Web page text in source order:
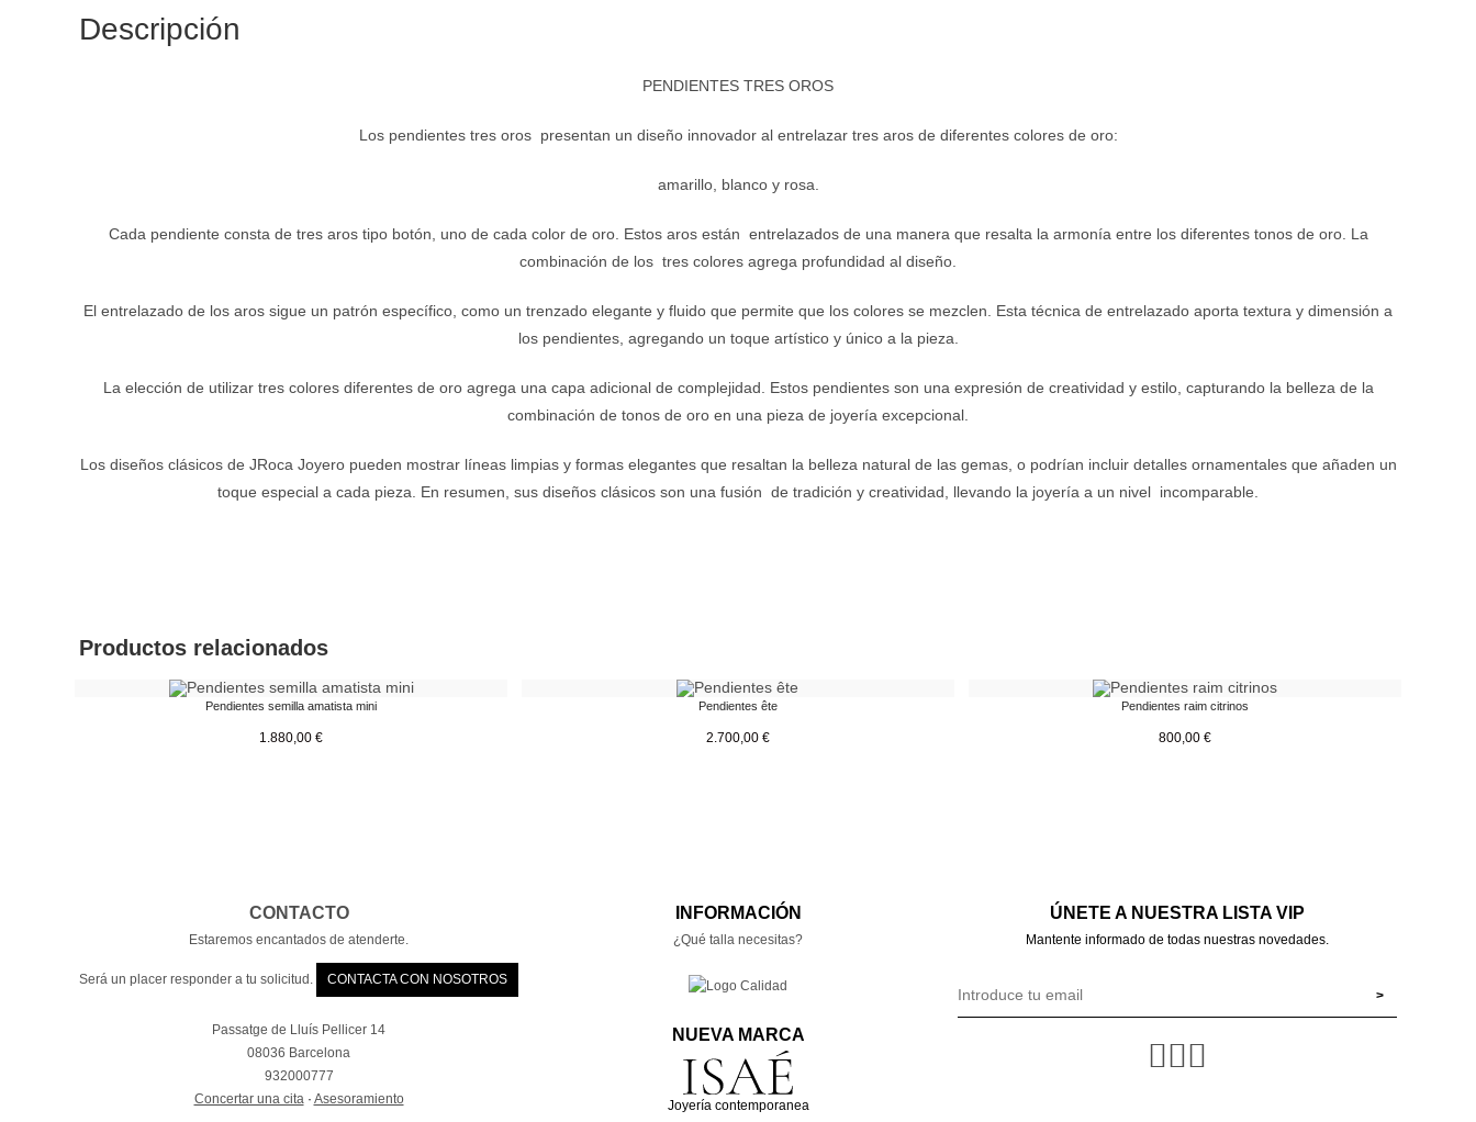
Descripción
PENDIENTES TRES OROS
Los pendientes tres oros presentan un diseño innovador al entrelazar tres aros de diferentes colores de oro:
amarillo, blanco y rosa.
Cada pendiente consta de tres aros tipo botón, uno de cada color de oro. Estos aros están entrelazados de una manera que resalta la armonía entre los diferentes tonos de oro. La
combinación de los tres colores agrega profundidad al diseño.
El entrelazado de los aros sigue un patrón específico, como un trenzado elegante y fluido que permite que los colores se mezclen. Esta técnica de entrelazado aporta textura y dimensión a
los pendientes, agregando un toque artístico y único a la pieza.
La elección de utilizar tres colores diferentes de oro agrega una capa adicional de complejidad. Estos pendientes son una expresión de creatividad y estilo, capturando la belleza de la
combinación de tonos de oro en una pieza de joyería excepcional.
Los diseños clásicos de JRoca Joyero pueden mostrar líneas limpias y formas elegantes que resaltan la belleza natural de las gemas, o podrían incluir detalles ornamentales que añaden un
toque especial a cada pieza. En resumen, sus diseños clásicos son una fusión de tradición y creatividad, llevando la joyería a un nivel incomparable.
Productos relacionados
Pendientes semilla amatista mini
1.880,00€
Pendientes ête
2.700,00 €
Pendientes raim citrinos
800,00 €
CONTACTO
Estaremos encantados de atenderte.
Será un placer responder a tu solicitud. CONTACTA CON NOSOTROS
Passatge de Lluís Pellicer 14
08036 Barcelona
932000777
Concertar una cita· Asesoramiento
INFORMACIÓN
¿Qué talla necesitas?
NUEVA MARCA
Joyería contemporanea
ÚNETE A NUESTRA LISTA VIP
Mantente informado de todas nuestras novedades.